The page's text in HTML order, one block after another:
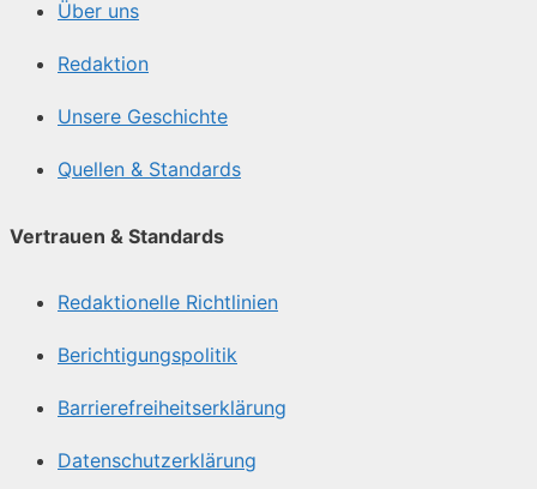
Über uns
Redaktion
Unsere Geschichte
Quellen & Standards
Vertrauen & Standards
Redaktionelle Richtlinien
Berichtigungspolitik
Barrierefreiheitserklärung
Datenschutzerklärung